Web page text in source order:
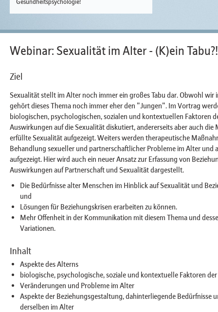
Webinar: Sexualität im Alter - (K)ein Tabu?!
Ziel
Sexualität stellt im Alter noch immer ein großes Tabu dar. Obwohl wir
gehört dieses Thema noch immer eher den "Jungen". Im Vortrag
biologischen, psychologischen, sozialen und kontextuellen Faktoren
Auswirkungen auf die Sexualität diskutiert, andererseits aber auch die
erfüllte Sexualität aufgezeigt. Weiters werden therapeutische
Behandlung sexueller und partnerschaftlicher Probleme im Alter und
aufgezeigt. Hier wird auch ein neuer Ansatz zur Erfassung von
Auswirkungen auf Partnerschaft und Sexualität dargestellt.
Die Bedürfnisse alter Menschen im Hinblick auf Sexualität und
und
Lösungen für Beziehungskrisen erarbeiten zu können.
Mehr Offenheit in der Kommunikation mit diesem Thema und
Variationen.
Inhalt
Aspekte des Alterns
biologische, psychologische, soziale und kontextuelle Faktoren
Veränderungen und Probleme im Alter
Aspekte der Beziehungsgestaltung, dahinterliegende Bedürfnisse
derselben im Alter